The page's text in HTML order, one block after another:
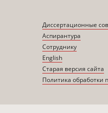
Диссертационные
Аспирантура
Сотруднику
English
Старая версия сайта
Политика обработки